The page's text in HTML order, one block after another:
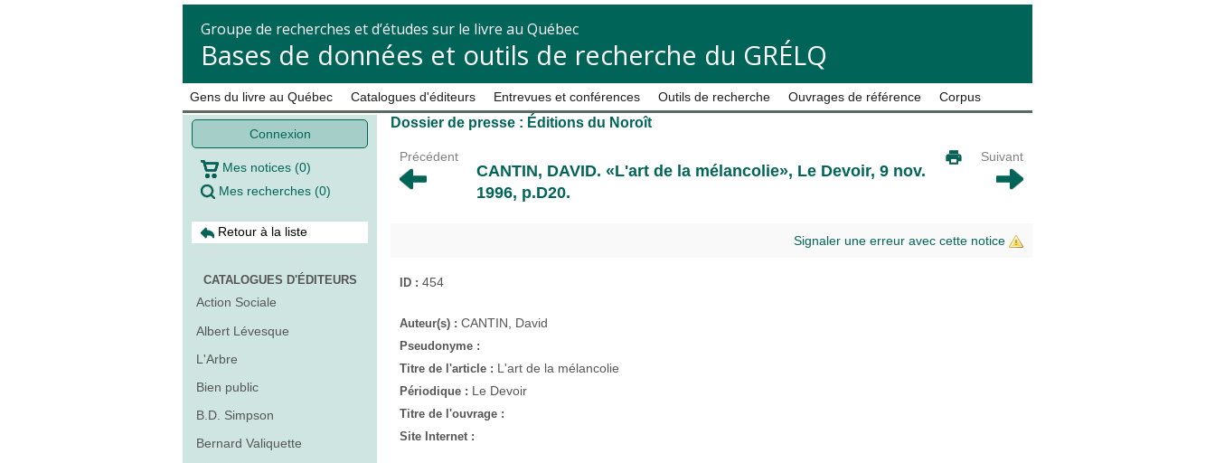
Groupe de recherches et d’études sur le livre au Québec
Bases de données et outils de recherche du GRÉLQ
Gens du livre au Québec Catalogues d'éditeurs Entrevues et conférences Outils de recherche Ouvrages de référence Corpus
Connexion
Mes notices (0)
Mes recherches (0)
Retour à la liste
CATALOGUES D'ÉDITEURS
Action Sociale
Albert Lévesque
L'Arbre
Bien public
B.D. Simpson
Bernard Valiquette
Dossier de presse : Éditions du Noroît
Précédent
CANTIN, DAVID. «L'art de la mélancolie», Le Devoir, 9 nov.
1996, p.D20.
Suivant
Signaler une erreur avec cette notice
ID : 454
Auteur(s) : CANTIN, David
Pseudonyme :
Titre de l'article : L'art de la mélancolie
Périodique : Le Devoir
Titre de l'ouvrage :
Site Internet :